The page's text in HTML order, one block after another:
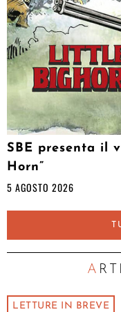
SBE presenta il
Horn”
5 AGOSTO 2026
LETTURE IN BREVE